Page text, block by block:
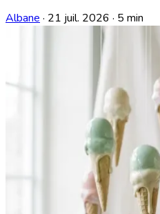
Albane · 21 juil. 2026 · 5 min